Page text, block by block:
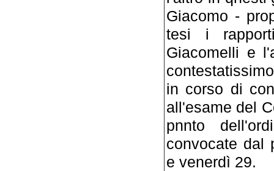
Giacomo -
tesi i
Giacomelli e
in corso di
all'esame del
pnnto
convocate dal
e venerdì 29.